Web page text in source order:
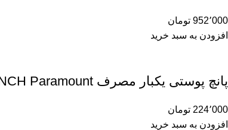
952٬000 تومان
افزودن به سبد خرید
پانچ پوستی یکبار مصرف 1/5m 1.5-PUNCH Paramount
224٬000 تومان
افزودن به سبد خرید